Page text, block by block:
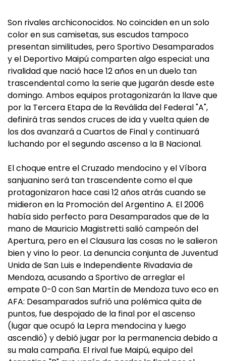
Son rivales archiconocidos. No coinciden en un solo
color en sus camisetas, sus escudos tampoco
presentan similitudes, pero Sportivo Desamparados
y el Deportivo Maipú comparten algo especial: una
rivalidad que nació hace 12 años en un duelo tan
trascendental como la serie que jugarán desde este
domingo. Ambos equipos protagonizarán la llave que
por la Tercera Etapa de la Reválida del Federal "A",
definirá tras sendos cruces de ida y vuelta quien de
los dos avanzará a Cuartos de Final y continuará
luchando por el segundo ascenso a la B Nacional.
El choque entre el Cruzado mendocino y el Víbora
sanjuanino será tan trascendente como el que
protagonizaron hace casi 12 años atrás cuando se
midieron en la Promoción del Argentino A. El 2006
había sido perfecto para Desamparados que de la
mano de Mauricio Magistretti salió campeón del
Apertura, pero en el Clausura las cosas no le salieron
bien y vino lo peor. La denuncia conjunta de Juventud
Unida de San Luis e Independiente Rivadavia de
Mendoza, acusando a Sportivo de arreglar el
empate 0-0 con San Martín de Mendoza tuvo eco en
AFA: Desamparados sufrió una polémica quita de
puntos, fue despojado de la final por el ascenso
(lugar que ocupó la Lepra mendocina y luego
ascendió) y debió jugar por la permanencia debido a
su mala campaña. El rival fue Maipú, equipo del